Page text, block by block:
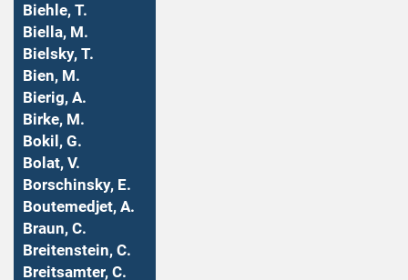
Biehle, T.
Biella, M.
Bielsky, T.
Bien, M.
Bierig, A.
Birke, M.
Bokil, G.
Bolat, V.
Borschinsky, E.
Boutemedjet, A.
Braun, C.
Breitenstein, C.
Breitsamter, C.